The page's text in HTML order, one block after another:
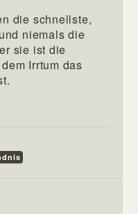
die schnellste,
niemals die
sie ist die
Irrtum das